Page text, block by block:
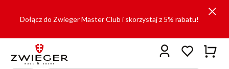
Dołącz do Zwieger Master Club i skorzystaj z 5% rabatu!